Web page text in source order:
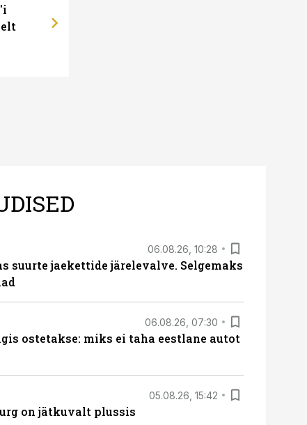
06.08.26, 10:28
suurte jaekettide järelevalve. Selgemaks
06.08.26, 07:30
ostetakse: miks ei taha eestlane autot
05.08.26, 15:42
on jätkuvalt plussis